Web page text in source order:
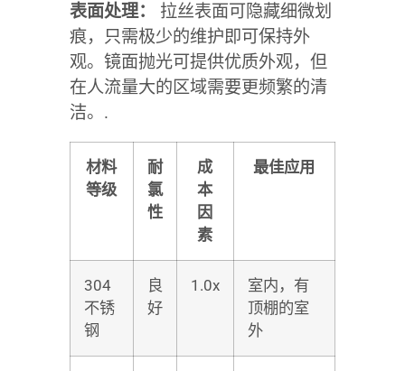
表面处理：
拉丝表面可隐藏细微划
痕，只需极少的维护即可保持外
观。镜面抛光可提供优质外观，但
在人流量大的区域需要更频繁的清
洁。.
材料
等级
耐
氯
性
成
本
因
素
最佳应用
304
不锈
钢
良
好
1.0x
室内，有
顶棚的室
外